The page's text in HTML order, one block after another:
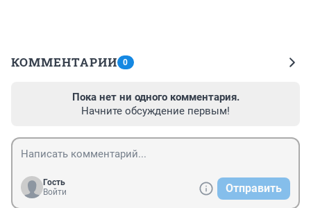
КОММЕНТАРИИ 0
Пока нет ни одного комментария.
Начните обсуждение первым!
Гость
Войти
Отправить